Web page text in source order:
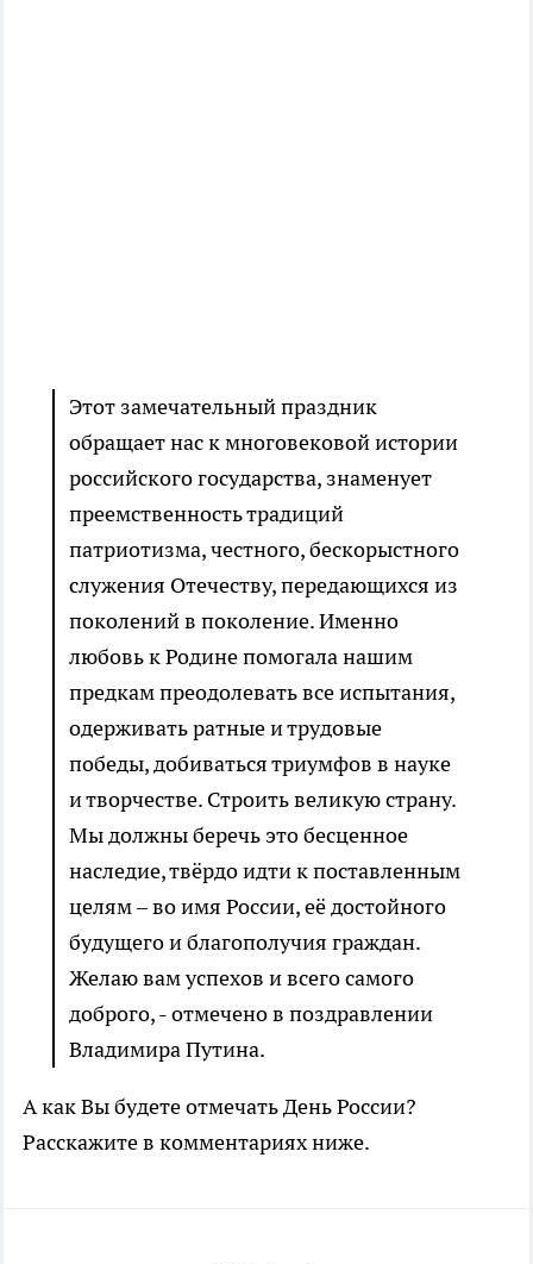
Этот замечательный праздник
обращает нас к многовековой истории
российского государства, знаменует
преемственность традиций
патриотизма, честного, бескорыстного
служения Отечеству, передающихся из
поколений в поколение. Именно
любовь к Родине помогала нашим
предкам преодолевать все испытания,
одерживать ратные и трудовые
победы, добиваться триумфов в науке
и творчестве. Строить великую страну.
Мы должны беречь это бесценное
наследие, твёрдо идти к поставленным
целям – во имя России, её достойного
будущего и благополучия граждан.
Желаю вам успехов и всего самого
доброго, - отмечено в поздравлении
Владимира Путина.
А как Вы будете отмечать День России?
Расскажите в комментариях ниже.